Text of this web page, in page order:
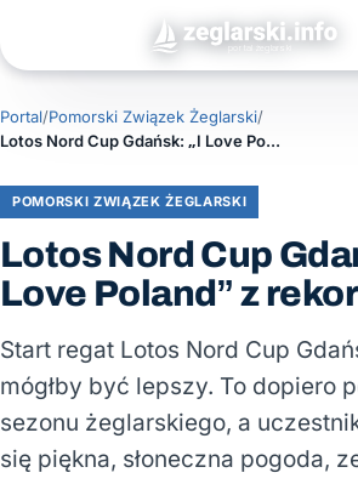
Portal/Pomorski Związek Żeglarski/
Lotos Nord Cup Gdańsk: „I Love Poland” z rekordem
POMORSKI ZWIĄZEK ŻEGLARSKI
Lotos Nord Cup
Love Poland” z
Start regat Lotos Nord Cup
mógłby być lepszy. To dopiero
sezonu żeglarskiego, a
się piękna, słoneczna pogoda,